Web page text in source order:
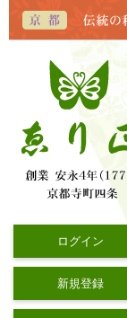
ログイン
新規登録